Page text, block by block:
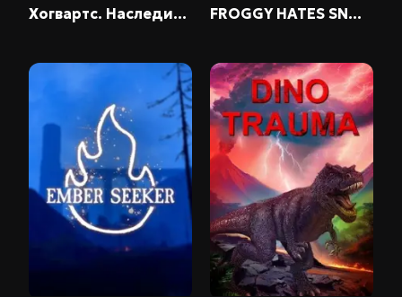
Хогвартс. Наследие / Hogwarts. Legacy FROGGY HATES SNOW